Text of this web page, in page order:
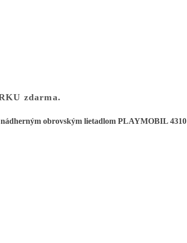
zdarma.
nádherným obrovským lietadlom PLAYMOBIL 4310